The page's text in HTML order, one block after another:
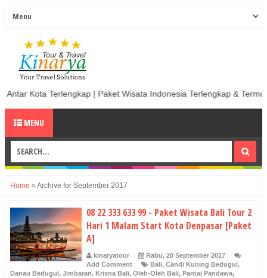
Kota Terlengkap | Paket Wisata Indonesia Terlengkap &
MENU
Home » Archive for September 2017
08 22 333 633 99 - Paket Wisata Bali Tour 2
Hari 1 Malam Start Kota Denpasar [Paket
A]
kinaryatour
Rabu, 20 September 2017
Add Comment
Bali, Candi Kuning Bedugul,
Danau Bedugul, Jimbaran, Krisna Bali, Oleh-Oleh Bali, Pantai Pandawa,